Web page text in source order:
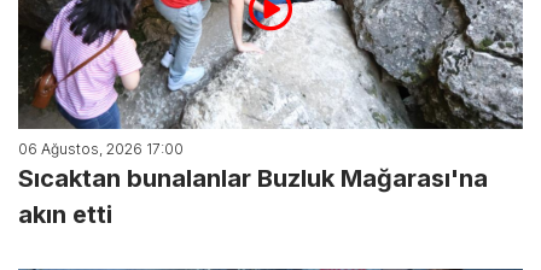
06 Ağustos, 2026 17:00
Sıcaktan bunalanlar Buzluk Mağarası'na
akın etti